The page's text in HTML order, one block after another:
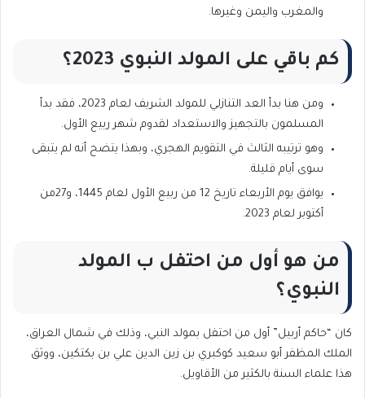
والمغرب واليمن وغيرها.
كم باقي على المولد النبوي 2023؟
ومن هنا بدأ العد التنازلي للمولد الشريف لعام 2023، فقد بدأ
المسلمون بالتجهيز والاستعداد لقدوم شهر ربيع الأول.
وهو ترتيبه الثالث في التقويم الهجري، وبهذا يتضح أنه لم يتبقى
سوى أيام قليلة.
يوافق يوم الأربعاء تاريخ 12 من ربيع الأول لعام 1445، و27من
أكتوبر لعام 2023.
من هو أول من احتفل ب المولد
النبوي؟
كان “حاكم أربيل” أول من احتفل بمولد النبي، وذلك في شمال العراق،
الملك المظفر أبو سعيد كوكبري بن زين الدين علي بن بكتكين، ووثق
هذا علماء السنة بالكثير من الأقاويل.